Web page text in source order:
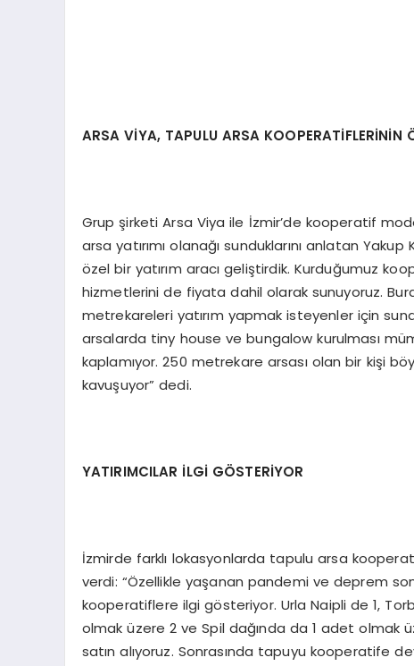
ARSA VİYA, TAPULU ARSA KOOPERATİFLERİNİN
Grup şirketi Arsa Viya ile İzmir’de kooperatif
arsa yatırımı olanağı sunduklarını anlatan
özel bir yatırım aracı geliştirdik. Kurduğumuz
hizmetlerini de fiyata dahil olarak sunuyoruz.
metrekareleri yatırım yapmak isteyenler için
arsalarda tiny house ve bungalow kurulması
kaplamıyor. 250 metrekare arsası olan bir kişi
kavuşuyor” dedi.
YATIRIMCILAR İLGİ GÖSTERİYOR
İzmirde farklı lokasyonlarda tapulu arsa
verdi: “Özellikle yaşanan pandemi ve deprem
kooperatiflere ilgi gösteriyor. Urla Naipli de 1,
olmak üzere 2 ve Spil dağında da 1 adet olmak
satın alıyoruz. Sonrasında tapuyu kooperatife